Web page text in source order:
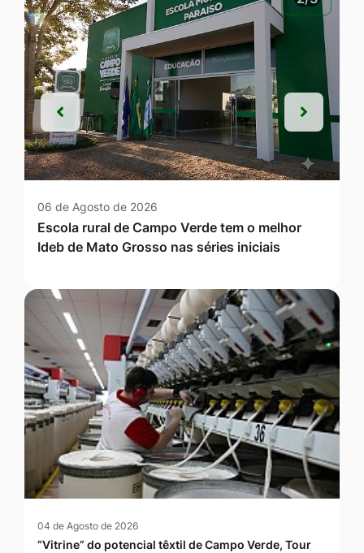
06 de Agosto de 2026
Escola rural de Campo Verde tem o melhor
Ideb de Mato Grosso nas séries iniciais
Anterior
Anterior Próxima
04 de Agosto de 2026
“Vitrine” do potencial têxtil de Campo Verde, Tour